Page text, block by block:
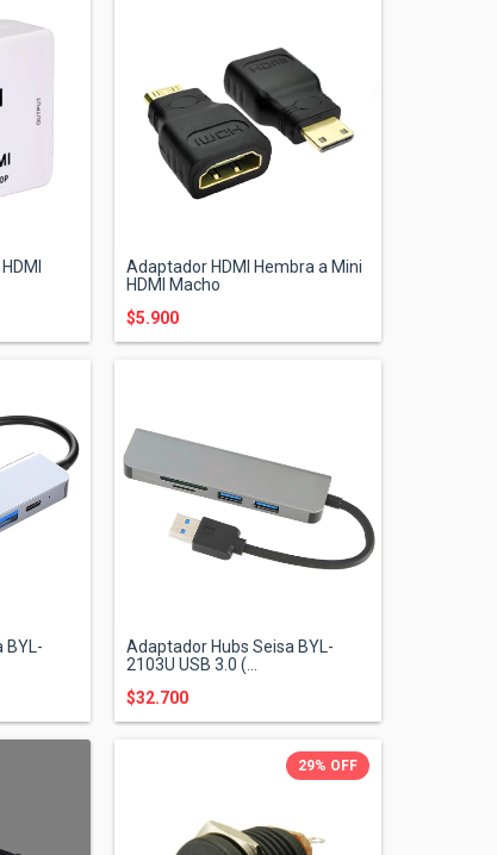
Adaptador HDMI Hembra a Mini
HDMI Macho
$5.900
BYL-
Adaptador Hubs Seisa BYL-
2103U USB 3.0 (...
$32.700
29% OFF